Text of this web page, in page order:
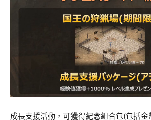
成長支援活動，可獲得紀念組合包(包括